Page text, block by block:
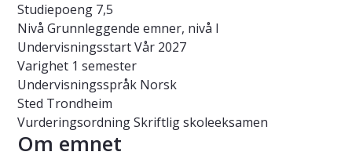
Studiepoeng 7,5
Nivå Grunnleggende emner, nivå I
UndervisningsstartVår 2027
Varighet 1 semester
Undervisningsspråk Norsk
Sted Trondheim
VurderingsordningSkriftlig skoleeksamen
Om emnet